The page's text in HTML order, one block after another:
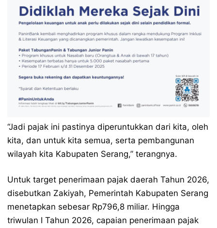
“Jadi pajak ini pastinya diperuntukkan dari kita, oleh
kita, dan untuk kita semua, serta pembangunan
wilayah kita Kabupaten Serang,” terangnya.
Untuk target penerimaan pajak daerah Tahun 2026,
disebutkan Zakiyah, Pemerintah Kabupaten Serang
menetapkan sebesar Rp796,8 miliar. Hingga
triwulan I Tahun 2026, capaian penerimaan pajak